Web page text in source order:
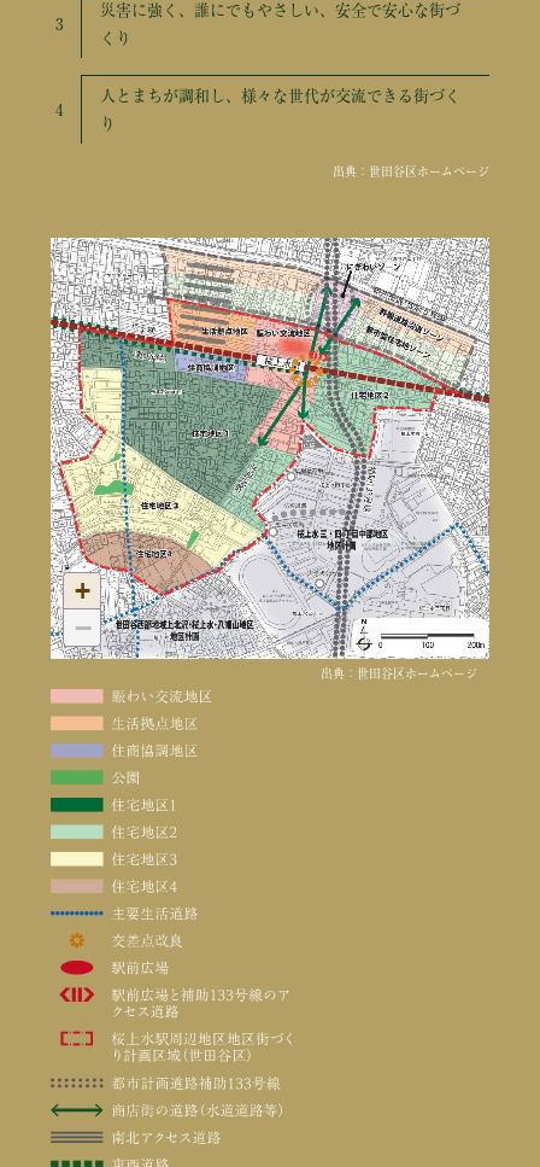
災害に強く、誰にでもやさしい、安全で安心な街づ
くり
人とまちが調和し、様々な世代が交流できる街づく
り
出典：世田谷区ホームページ
+
−
出典：世田谷区ホームページ